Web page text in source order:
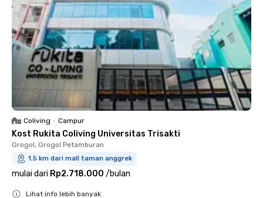
Coliving • Campur
Kost Rukita Coliving Universitas Trisakti
Grogol, Grogol Petamburan
1.5 km dari mall taman anggrek
mulai dari Rp2.718.000 /bulan
Lihat info lebih banyak